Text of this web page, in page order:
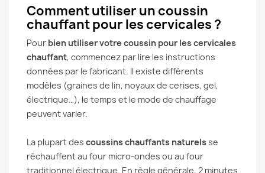
Comment utiliser un coussin
chauffant pour les cervicales ?
Pour bien utiliser votre coussin pour les cervicales
chauffant, commencez par lire les instructions
données par le fabricant. Il existe différents
modèles (graines de lin, noyaux de cerises, gel,
électrique…), le temps et le mode de chauffage
peuvent varier.
La plupart des coussins chauffants naturelsse
réchauffent au four micro-ondes ou au four
traditionnel électrique. En règle générale, 2 minutes